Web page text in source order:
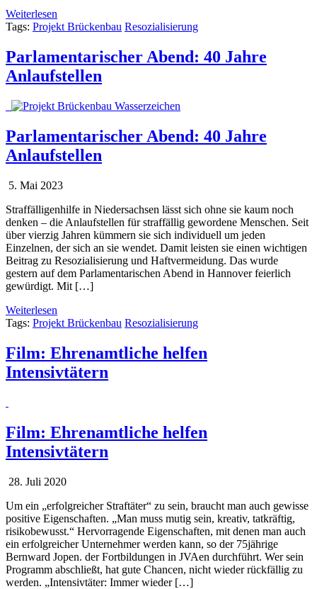
Weiterlesen
Tags: Projekt Brückenbau Resozialisierung
Parlamentarischer Abend: 40 Jahre
Anlaufstellen
Parlamentarischer Abend: 40 Jahre
Anlaufstellen
5. Mai 2023
Straffälligenhilfe in Niedersachsen lässt sich ohne sie kaum noch
denken – die Anlaufstellen für straffällig gewordene Menschen. Seit
über vierzig Jahren kümmern sie sich individuell um jeden
Einzelnen, der sich an sie wendet. Damit leisten sie einen wichtigen
Beitrag zu Resozialisierung und Haftvermeidung. Das wurde
gestern auf dem Parlamentarischen Abend in Hannover feierlich
gewürdigt. Mit […]
Weiterlesen
Tags: Projekt Brückenbau Resozialisierung
Film: Ehrenamtliche helfen
Intensivtätern
Film: Ehrenamtliche helfen
Intensivtätern
28. Juli 2020
Um ein „erfolgreicher Straftäter“ zu sein, braucht man auch gewisse
positive Eigenschaften. „Man muss mutig sein, kreativ, tatkräftig,
risikobewusst.“ Hervorragende Eigenschaften, mit denen man auch
ein erfolgreicher Unternehmer werden kann, so der 75jährige
Bernward Jopen. der Fortbildungen in JVAen durchführt. Wer sein
Programm abschließt, hat gute Chancen, nicht wieder rückfällig zu
werden. „Intensivtäter: Immer wieder […]